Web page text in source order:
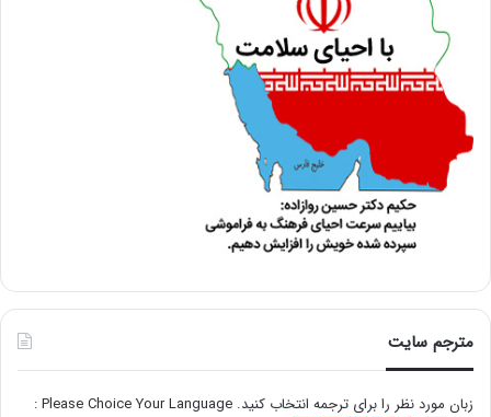
مترجم سایت
زبان مورد نظر را برای ترجمه انتخاب کنید. Please Choice Your Language :